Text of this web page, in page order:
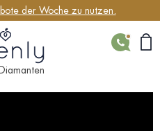
der Woche zu nutzen.